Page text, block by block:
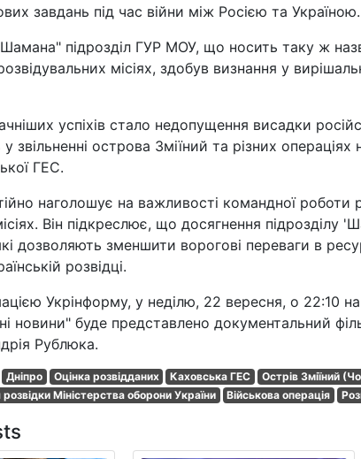
завдань під час війни між Росією та Україною.
підрозділ ГУР МОУ, що носить таку ж
місіях, здобув визнання у
успіхів стало недопущення висадки
звільненні острова Зміїний та різних операціях
ГЕС.
наголошує на важливості командної роботи
Він підкреслює, що досягнення підрозділу
дозволяють зменшити ворогові переваги в
розвідці.
Укрінформу, у неділю, 22 вересня, о 22:10
новини" буде представлено документальний
Рублюка.
Дніпро Оцінка розвідданих Каховська ГЕС Острів Зміїний
Міністерства оборони України
Військова операція